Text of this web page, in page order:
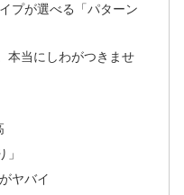
プが選べる「パターン
本当にしわがつきませ
ヤバイ